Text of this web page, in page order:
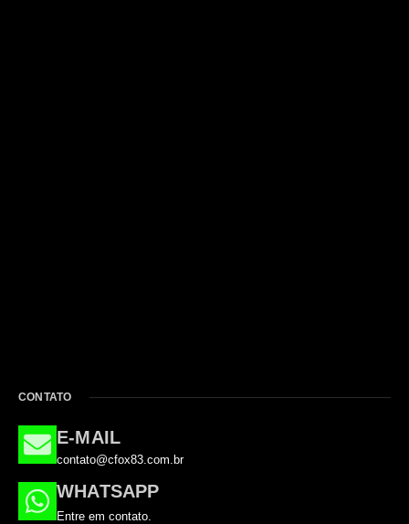
CONTATO
E-MAIL
contato@cfox83.com.br
WHATSAPP
Entre em contato.